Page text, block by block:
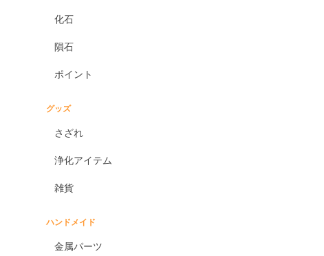
化石
隕石
ポイント
グッズ
さざれ
浄化アイテム
雑貨
ハンドメイド
金属パーツ